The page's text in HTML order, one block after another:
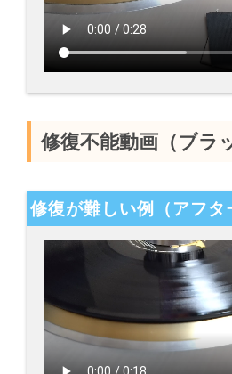
修復不能動画（ブラ
修復が難しい例（アフタ